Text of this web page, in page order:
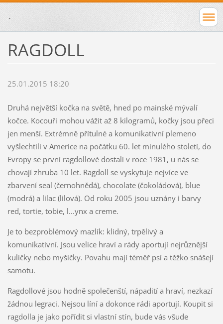
.
RAGDOLL
25.01.2015 18:20
Druhá největší kočka na světě, hned po mainské mývalí
kočce. Kocouři mohou vážit až 8 kilogramů, kočky jsou přeci
jen menší. Extrémně přítulné a komunikativní plemeno
vyšlechtili v Americe na počátku 60. let minulého století, do
Evropy se první ragdollové dostali v roce 1981, u nás se
chovají zhruba 10 let. Ragdoll se vyskytuje nejvíce ve
zbarvení seal (černohnědá), chocolate (čokoládová), blue
(modrá) a lilac (lilová). Od roku 2005 jsou uznány i barvy
red, tortie, tobie, l...ynx a creme.
Je to bezproblémový mazlík: klidný, trpělivý a
komunikativní. Jsou velice hraví a rády aportují nejrůznější
kuličky nebo myšičky. Povahu mají téměř psí a těžko snášejí
samotu.
Ragdollové jsou hodně společenští, nápadití a hraví, nezkazí
žádnou legraci. Nejsou líní a dokonce rádi aportují. Koupit si
ragdolla je jako pořídit si vlastní stín, bude vás všude